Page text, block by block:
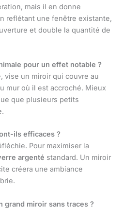
mais il en donne
reflétant une fenêtre existante,
et double la quantité de
pour un effet notable ?
vise un miroir qui couvre au
mur où il est accroché. Mieux
que plusieurs petits
ils efficaces ?
Pour maximiser la
argenté standard. Un miroir
créera une ambiance
grand miroir sans traces ?